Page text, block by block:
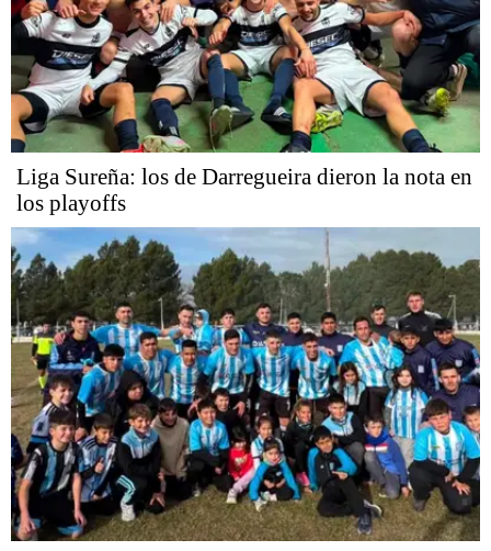
Liga Sureña: los de Darregueira dieron la nota en
los playoffs